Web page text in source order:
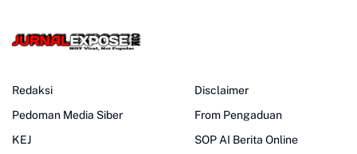
Redaksi
Pedoman Media Siber
KEJ
Disclaimer
From Pengaduan
SOP AI Berita Online